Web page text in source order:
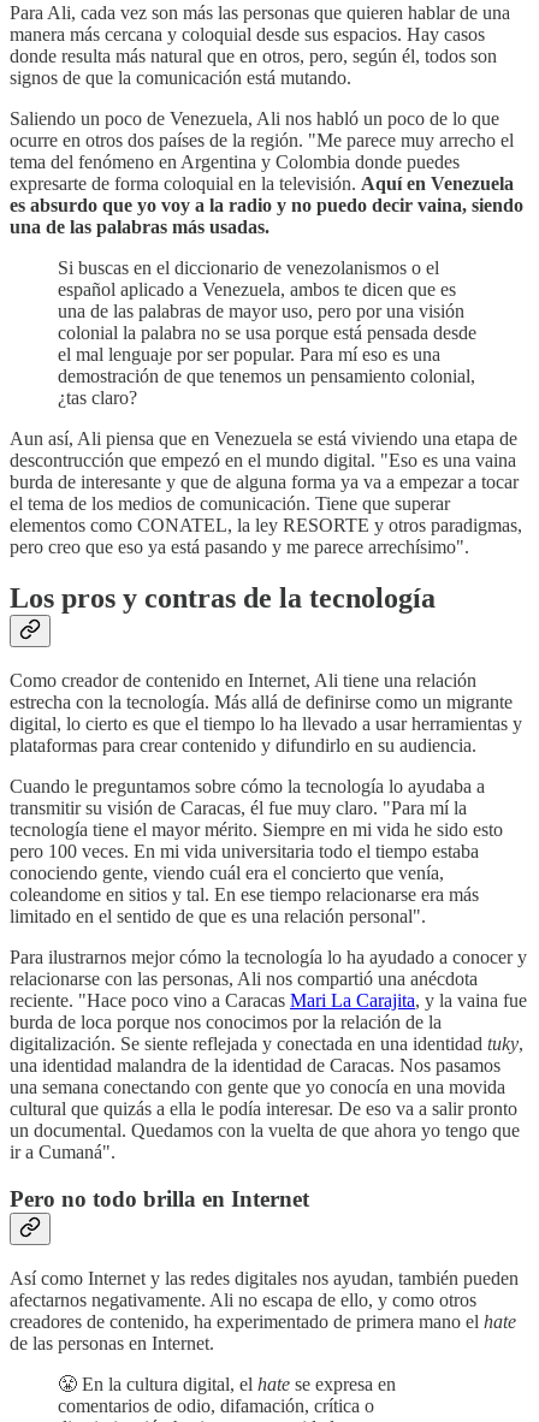
Para Ali, cada vez son más las personas que quieren hablar de una
manera más cercana y coloquial desde sus espacios. Hay casos
donde resulta más natural que en otros, pero, según él, todos son
signos de que la comunicación está mutando.
Saliendo un poco de Venezuela, Ali nos habló un poco de lo que
ocurre en otros dos países de la región. "Me parece muy arrecho el
tema del fenómeno en Argentina y Colombia donde puedes
expresarte de forma coloquial en la televisión. Aquí en Venezuela
es absurdo que yo voy a la radio y no puedo decir vaina, siendo
una de las palabras más usadas.
Si buscas en el diccionario de venezolanismos o el
español aplicado a Venezuela, ambos te dicen que es
una de las palabras de mayor uso, pero por una visión
colonial la palabra no se usa porque está pensada desde
el mal lenguaje por ser popular. Para mí eso es una
demostración de que tenemos un pensamiento colonial,
¿tas claro?
Aun así, Ali piensa que en Venezuela se está viviendo una etapa de
descontrucción que empezó en el mundo digital. "Eso es una vaina
burda de interesante y que de alguna forma ya va a empezar a tocar
el tema de los medios de comunicación. Tiene que superar
elementos como CONATEL, la ley RESORTE y otros paradigmas,
pero creo que eso ya está pasando y me parece arrechísimo".
Los pros y contras de la tecnología
Como creador de contenido en Internet, Ali tiene una relación
estrecha con la tecnología. Más allá de definirse como un migrante
digital, lo cierto es que el tiempo lo ha llevado a usar herramientas y
plataformas para crear contenido y difundirlo en su audiencia.
Cuando le preguntamos sobre cómo la tecnología lo ayudaba a
transmitir su visión de Caracas, él fue muy claro. "Para mí la
tecnología tiene el mayor mérito. Siempre en mi vida he sido esto
pero 100 veces. En mi vida universitaria todo el tiempo estaba
conociendo gente, viendo cuál era el concierto que venía,
coleandome en sitios y tal. En ese tiempo relacionarse era más
limitado en el sentido de que es una relación personal".
Para ilustrarnos mejor cómo la tecnología lo ha ayudado a conocer y
relacionarse con las personas, Ali nos compartió una anécdota
reciente. "Hace poco vino a Caracas Mari La Carajita, y la vaina fue
burda de loca porque nos conocimos por la relación de la
digitalización. Se siente reflejada y conectada en una identidad tuky,
una identidad malandra de la identidad de Caracas. Nos pasamos
una semana conectando con gente que yo conocía en una movida
cultural que quizás a ella le podía interesar. De eso va a salir pronto
un documental. Quedamos con la vuelta de que ahora yo tengo que
ir a Cumaná".
Pero no todo brilla en Internet
Así como Internet y las redes digitales nos ayudan, también pueden
afectarnos negativamente. Ali no escapa de ello, y como otros
creadores de contenido, ha experimentado de primera mano el hate
de las personas en Internet.
😤 En la cultura digital, el hate se expresa en
comentarios de odio, difamación, crítica o